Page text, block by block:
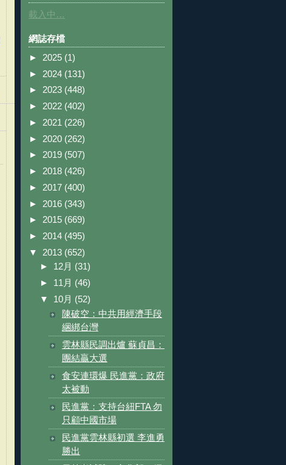
載入中…
網誌存檔
► 2025 (1)
► 2024 (131)
► 2023 (448)
► 2022 (402)
► 2021 (226)
► 2020 (262)
► 2019 (507)
► 2018 (426)
► 2017 (400)
► 2016 (343)
► 2015 (669)
► 2014 (495)
▼ 2013 (652)
► 12月 (31)
► 11月 (46)
▼ 10月 (52)
陳破空：中共用經濟手段
綑綁台灣
雲林縣民調出爐 蘇貞昌：
團結贏大選
食安連環爆 民進黨：政府
太被動
民進黨：支持台紐FTA 勿
只顧中國市場
民進黨雲林縣初選 李進勇
勝出